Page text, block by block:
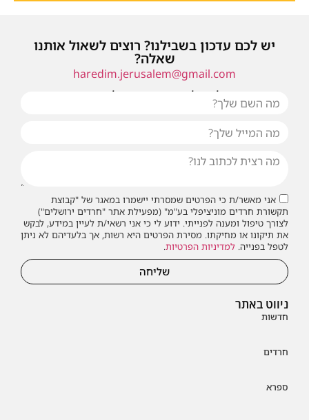
ניווט באתר
חדשות
חרדים
ספרא
יש לכם עדכון בשבילנו? רוצים לשאול אותנו
שאלה?
haredim.jerusalem@gmail.com
או שילחו אלינו פנייה ונחזור אליכם בהקדם
אני מאשר/ת כי הפרטים שמסרתי יישמרו במאגר של "קבוצת
תקשורת חרדים מוניציפלי בע"מ" (מפעילת אתר "חרדים ירושלים")
לצורך טיפול ומענה לפנייתי. ידוע לי כי אני רשאי/ת לעיין במידע, לבקש
את תיקונו או מחיקתו. מסירת הפרטים היא רשות, אך בלעדיהם לא ניתן
לטפל בפנייה. למדיניות הפרטיות.
שליחה